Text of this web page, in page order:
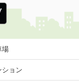
場
ション